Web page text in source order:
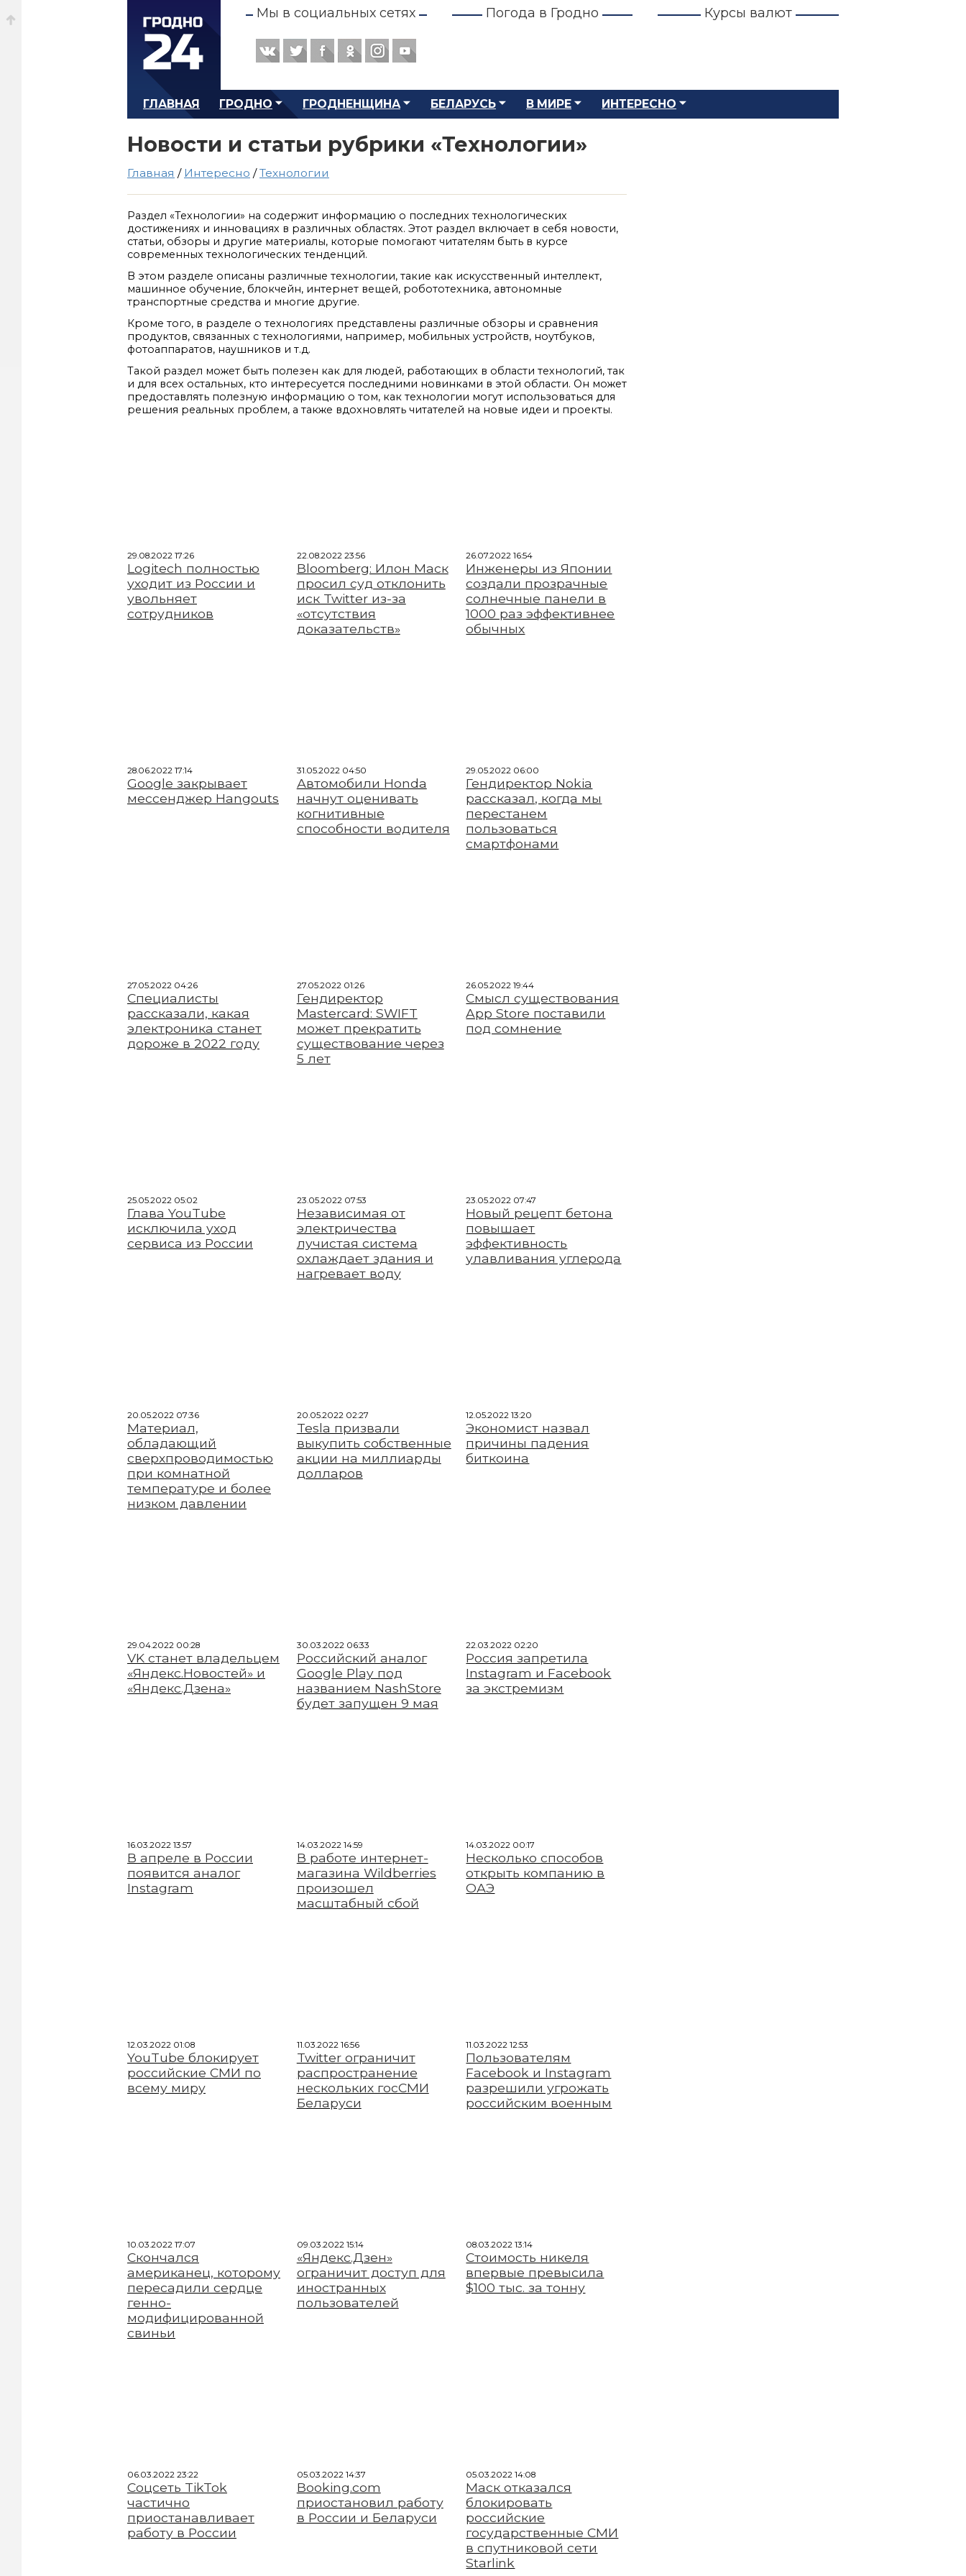
Мы в социальных сетях Погода в Гродно Курсы валют
ГЛАВНАЯ ГРОДНО ГРОДНЕНЩИНА БЕЛАРУСЬ В МИРЕ ИНТЕРЕСНО
Новости и статьи рубрики «Технологии»
Главная / Интересно /Технологии
Раздел «Технологии» на содержит информацию о последних технологических
достижениях и инновациях в различных областях. Этот раздел включает в себя новости,
статьи, обзоры и другие материалы, которые помогают читателям быть в курсе
современных технологических тенденций.
В этом разделе описаны различные технологии, такие как искусственный интеллект,
машинное обучение, блокчейн, интернет вещей, робототехника, автономные
транспортные средства и многие другие.
Кроме того, в разделе о технологиях представлены различные обзоры и сравнения
продуктов, связанных с технологиями, например, мобильных устройств, ноутбуков,
фотоаппаратов, наушников и т.д.
Такой раздел может быть полезен как для людей, работающих в области технологий, так
и для всех остальных, кто интересуется последними новинками в этой области. Он может
предоставлять полезную информацию о том, как технологии могут использоваться для
решения реальных проблем, а также вдохновлять читателей на новые идеи и проекты.
29.08.2022 17:26
Logitech полностью
уходит из России и
увольняет
сотрудников
22.08.2022 23:56
Bloomberg: Илон Маск
просил суд отклонить
иск Twitter из-за
«отсутствия
доказательств»
26.07.2022 16:54
Инженеры из Японии
создали прозрачные
солнечные панели в
1000 раз эффективнее
обычных
28.06.2022 17:14
Google закрывает
мессенджер Hangouts
31.05.2022 04:50
Автомобили Honda
начнут оценивать
когнитивные
способности водителя
29.05.2022 06:00
Гендиректор Nokia
рассказал, когда мы
перестанем
пользоваться
смартфонами
27.05.2022 04:26
Специалисты
рассказали, какая
электроника станет
дороже в 2022 году
27.05.2022 01:26
Гендиректор
Mastercard: SWIFT
может прекратить
существование через
5 лет
26.05.2022 19:44
Смысл существования
App Store поставили
под сомнение
25.05.2022 05:02
Глава YouTube
исключила уход
сервиса из России
23.05.2022 07:53
Независимая от
электричества
лучистая система
охлаждает здания и
нагревает воду
23.05.2022 07:47
Новый рецепт бетона
повышает
эффективность
улавливания углерода
20.05.2022 07:36
Материал,
обладающий
сверхпроводимостью
при комнатной
температуре и более
низком давлении
20.05.2022 02:27
Tesla призвали
выкупить собственные
акции на миллиарды
долларов
12.05.2022 13:20
Экономист назвал
причины падения
биткоина
29.04.2022 00:28
VK станет владельцем
«Яндекс.Новостей» и
«Яндекс.Дзена»
30.03.2022 06:33
Российский аналог
Google Play под
названием NashStore
будет запущен 9 мая
22.03.2022 02:20
Россия запретила
Instagram и Facebook
за экстремизм
16.03.2022 13:57
В апреле в России
появится аналог
Instagram
14.03.2022 14:59
В работе интернет-
магазина Wildberries
произошел
масштабный сбой
14.03.2022 00:17
Несколько способов
открыть компанию в
ОАЭ
12.03.2022 01:08
YouTube блокирует
российские СМИ по
всему миру
11.03.2022 16:56
Twitter ограничит
распространение
нескольких госСМИ
Беларуси
11.03.2022 12:53
Пользователям
Facebook и Instagram
разрешили угрожать
российским военным
10.03.2022 17:07
Скончался
американец, которому
пересадили сердце
генно-
модифицированной
свиньи
09.03.2022 15:14
«Яндекс.Дзен»
ограничит доступ для
иностранных
пользователей
08.03.2022 13:14
Стоимость никеля
впервые превысила
$100 тыс. за тонну
06.03.2022 23:22
Соцсеть TikTok
частично
приостанавливает
работу в России
05.03.2022 14:37
Booking.com
приостановил работу
в России и Беларуси
05.03.2022 14:08
Маск отказался
блокировать
российские
государственные СМИ
в спутниковой сети
Starlink